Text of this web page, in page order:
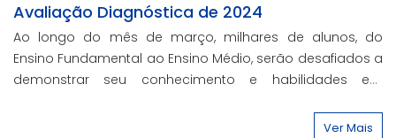
Avaliação Diagnóstica de 2024
Ao longo do mês de março, milhares de alunos, do
Ensino Fundamental ao Ensino Médio, serão desafiados a
demonstrar seu conhecimento e habilidades em
Ver Mais